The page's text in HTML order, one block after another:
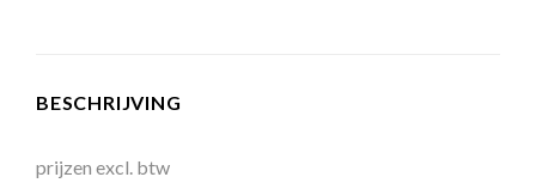
BESCHRIJVING
prijzen excl. btw